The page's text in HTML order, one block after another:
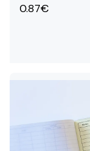
0.87€